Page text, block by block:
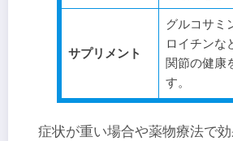
サプリメント
グルコサミ
ロイチンな
関節の健康
す。
症状が重い場合や薬物療法で